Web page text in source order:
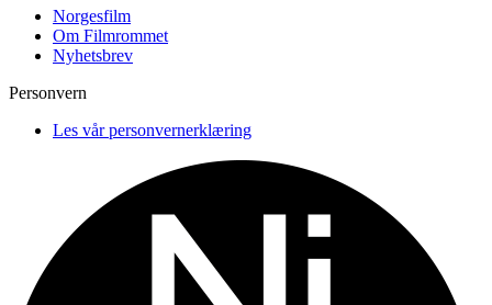
Norgesfilm
Om Filmrommet
Nyhetsbrev
Personvern
Les vår personvernerklæring